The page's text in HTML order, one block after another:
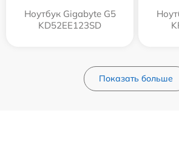
Ноутбук Gigabyte G5
KD52EE123SD
Показать больше